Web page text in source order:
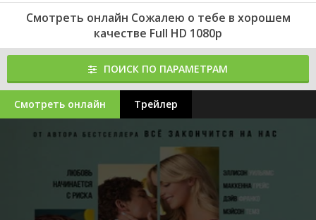
Смотреть онлайн Сожалею о тебе в хорошем
качестве Full HD 1080p
ПОИСК ПО ПАРАМЕТРАМ
Смотреть онлайн Трейлер